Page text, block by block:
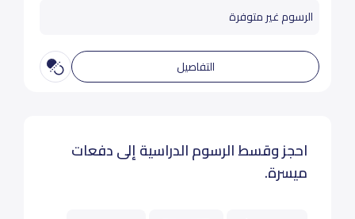
الرسوم غير متوفرة
التفاصيل
احجز وقسط الرسوم الدراسية إلى دفعات
ميسرة.